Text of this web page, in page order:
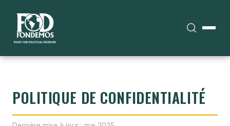
POLITIQUE DE CONFIDENTIALITÉ